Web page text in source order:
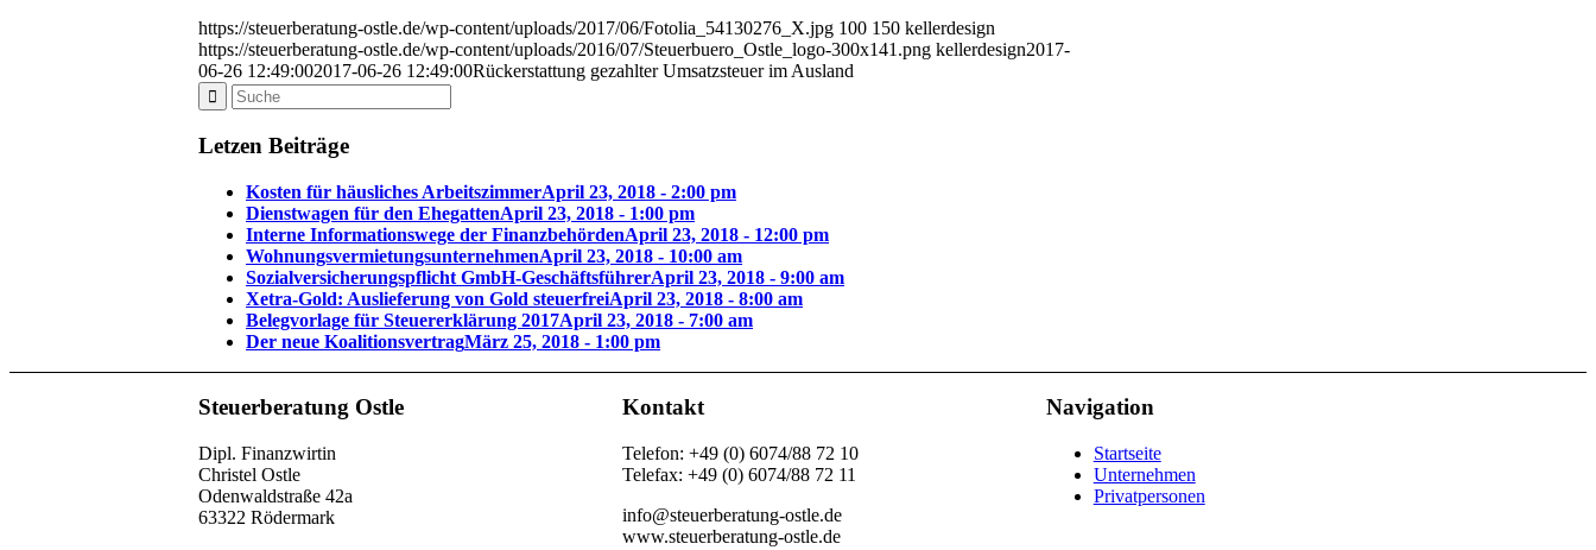
https://steuerberatung-ostle.de/wp-content/uploads/2017/06/Fotolia_54130276_X.jpg 100 150 kellerdesign
https://steuerberatung-ostle.de/wp-content/uploads/2016/07/Steuerbuero_Ostle_logo-300x141.png kellerdesign2017-
06-26 12:49:002017-06-26 12:49:00Rückerstattung gezahlter Umsatzsteuer im Ausland
Letzen Beiträge
Kosten für häusliches ArbeitszimmerApril 23, 2018 - 2:00 pm
Dienstwagen für den EhegattenApril 23, 2018 - 1:00 pm
Interne Informationswege der FinanzbehördenApril 23, 2018 - 12:00 pm
WohnungsvermietungsunternehmenApril 23, 2018 - 10:00 am
Sozialversicherungspflicht GmbH-GeschäftsführerApril 23, 2018 - 9:00 am
Xetra-Gold: Auslieferung von Gold steuerfreiApril 23, 2018 - 8:00 am
Belegvorlage für Steuererklärung 2017April 23, 2018 - 7:00 am
Der neue KoalitionsvertragMärz 25, 2018 - 1:00 pm
Steuerberatung Ostle
Dipl. Finanzwirtin
Christel Ostle
Odenwaldstraße 42a
63322 Rödermark
Kontakt
Telefon: +49 (0) 6074/88 72 10
Telefax: +49 (0) 6074/88 72 11
info@steuerberatung-ostle.de
www.steuerberatung-ostle.de
Navigation
Startseite
Unternehmen
Privatpersonen